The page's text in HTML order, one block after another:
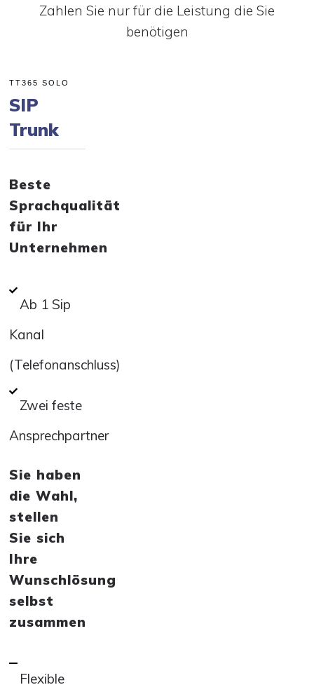
Zahlen Sie nur für die Leistung die Sie
benötigen
TT365 SOLO
SIP
Trunk
Beste
Sprachqualität
für Ihr
Unternehmen
Ab 1 Sip
Kanal
(Telefonanschluss)
Zwei feste
Ansprechpartner
Sie haben
die Wahl,
stellen
Sie sich
Ihre
Wunschlösung
selbst
zusammen
Flexible